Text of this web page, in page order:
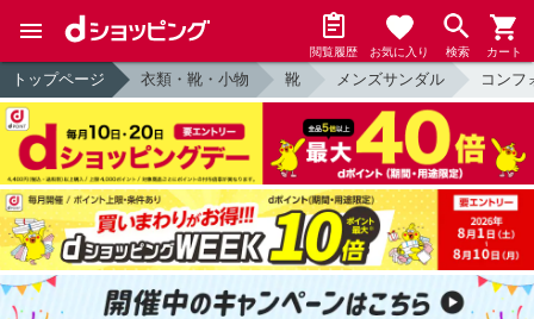
閲覧履歴 お気に入り 検索 カート
トップページ 衣類・靴・小物 靴 メンズサンダル コンフ